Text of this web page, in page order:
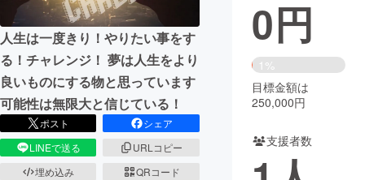
映像・映画
ビジネス・起業 チャレンジ
まちづくり・地域活性化
CAMPFIRE for Social Good
CAMPFIRE Creation
人生は一度きり！やりたい事をす
る！チャレンジ！ 夢は人生をより
良いものにする物と思っています
可能性は無限大と信じている！
ポスト
シェア
LINEで送る
URLコピー
埋め込み
QRコード
0円
1%
目標金額は
250,000円
支援者数